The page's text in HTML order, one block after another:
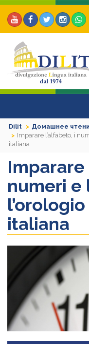
Dilit
Домашнее
Imparare l’alfabeto, i
italiana
Imparare
numeri e
italiana